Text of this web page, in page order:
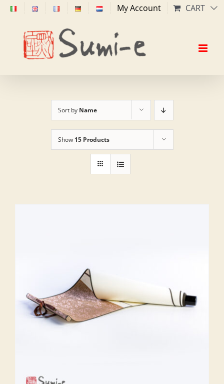
Skip
content
My Account CART
Sort by Name
Show 15 Products